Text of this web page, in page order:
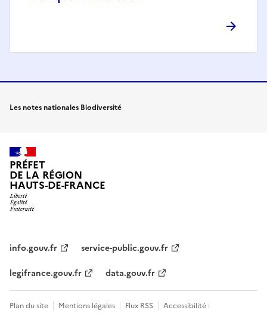
Les notes nationales Biodiversité
PRÉFET
DE LA RÉGION
HAUTS-DE-FRANCE
info.gouv.fr
service-public.gouv.fr
legifrance.gouv.fr
data.gouv.fr
Plan du site Mentions légales Flux RSS Accessibilité :